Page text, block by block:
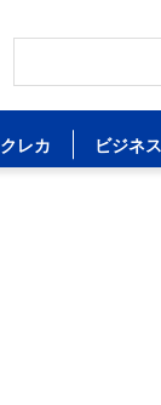
クレカ ビジネス